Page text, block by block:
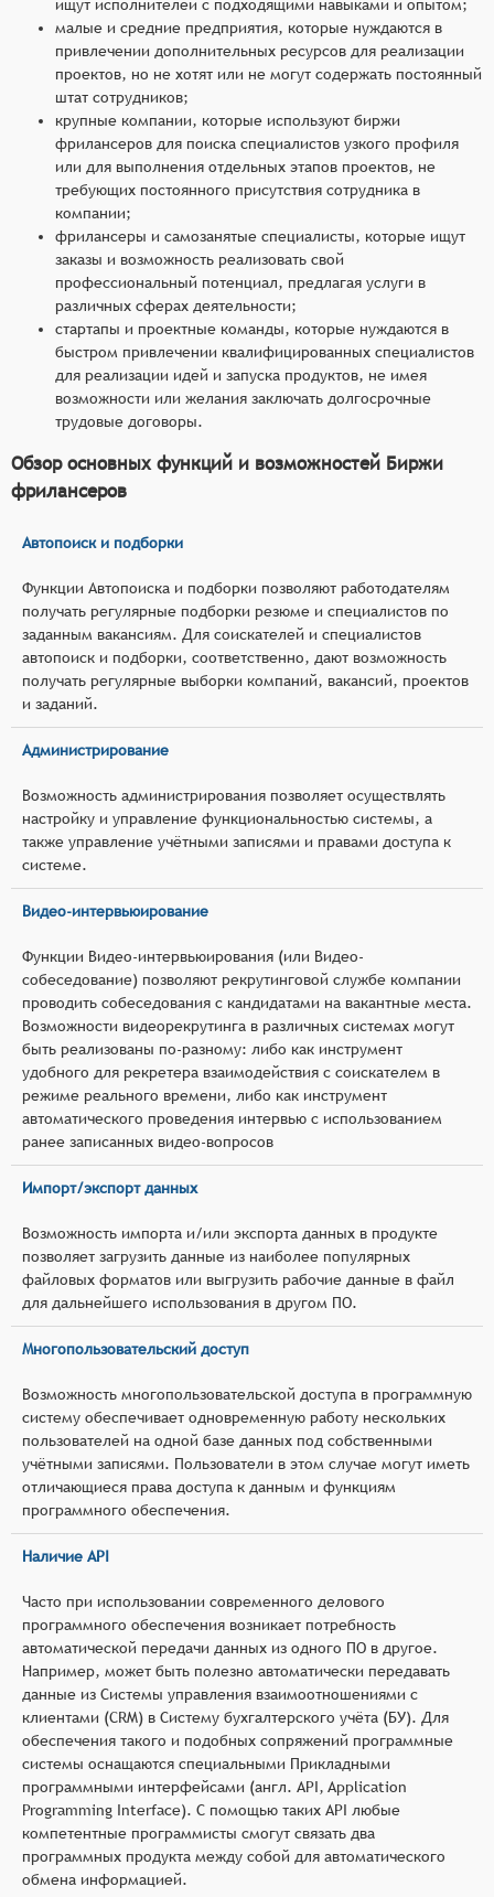
ищут исполнителей с подходящими навыками и опытом;
малые и средние предприятия, которые нуждаются в
привлечении дополнительных ресурсов для реализации
проектов, но не хотят или не могут содержать постоянный
штат сотрудников;
крупные компании, которые используют биржи
фрилансеров для поиска специалистов узкого профиля
или для выполнения отдельных этапов проектов, не
требующих постоянного присутствия сотрудника в
компании;
фрилансеры и самозанятые специалисты, которые ищут
заказы и возможность реализовать свой
профессиональный потенциал, предлагая услуги в
различных сферах деятельности;
стартапы и проектные команды, которые нуждаются в
быстром привлечении квалифицированных специалистов
для реализации идей и запуска продуктов, не имея
возможности или желания заключать долгосрочные
трудовые договоры.
Обзор основных функций и возможностей Биржи
фрилансеров
Автопоиск и подборки
Функции Автопоиска и подборки позволяют работодателям
получать регулярные подборки резюме и специалистов по
заданным вакансиям. Для соискателей и специалистов
автопоиск и подборки, соответственно, дают возможность
получать регулярные выборки компаний, вакансий, проектов
и заданий.
Администрирование
Возможность администрирования позволяет осуществлять
настройку и управление функциональностью системы, а
также управление учётными записями и правами доступа к
системе.
Видео-интервьюирование
Функции Видео-интервьюирования (или Видео-
собеседование) позволяют рекрутинговой службе компании
проводить собеседования с кандидатами на вакантные места.
Возможности видеорекрутинга в различных системах могут
быть реализованы по-разному: либо как инструмент
удобного для рекретера взаимодействия с соискателем в
режиме реального времени, либо как инструмент
автоматического проведения интервью с использованием
ранее записанных видео-вопросов
Импорт/экспорт данных
Возможность импорта и/или экспорта данных в продукте
позволяет загрузить данные из наиболее популярных
файловых форматов или выгрузить рабочие данные в файл
для дальнейшего использования в другом ПО.
Многопользовательский доступ
Возможность многопользовательской доступа в программную
систему обеспечивает одновременную работу нескольких
пользователей на одной базе данных под собственными
учётными записями. Пользователи в этом случае могут иметь
отличающиеся права доступа к данным и функциям
программного обеспечения.
Наличие API
Часто при использовании современного делового
программного обеспечения возникает потребность
автоматической передачи данных из одного ПО в другое.
Например, может быть полезно автоматически передавать
данные из Системы управления взаимоотношениями с
клиентами (CRM) в Систему бухгалтерского учёта (БУ). Для
обеспечения такого и подобных сопряжений программные
системы оснащаются специальными Прикладными
программными интерфейсами (англ. API, Application
Programming Interface). С помощью таких API любые
компетентные программисты смогут связать два
программных продукта между собой для автоматического
обмена информацией.